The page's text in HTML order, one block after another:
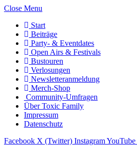
Close Menu
Start
Beiträge
Party- & Eventdates
Open Airs & Festivals
Bustouren
Verlosungen
Newsletteranmeldung
Merch-Shop
Community-Umfragen
Über Toxic Family
Impressum
Datenschutz
Facebook X (Twitter) InstagramYouTube